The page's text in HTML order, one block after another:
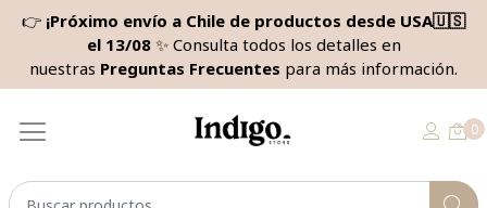
👉 ¡Próximo envío a Chile de productos desde USA🇺🇸
el 13/08✨ Consulta todos los detalles en
nuestras Preguntas Frecuentes para más información.
0